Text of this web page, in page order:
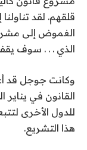
قلقهم. لقد
الغموض إلى
الذي . . . سوف
وكانت جوجل قد
القانون في
للدول الأخرى
هذا التشريع.